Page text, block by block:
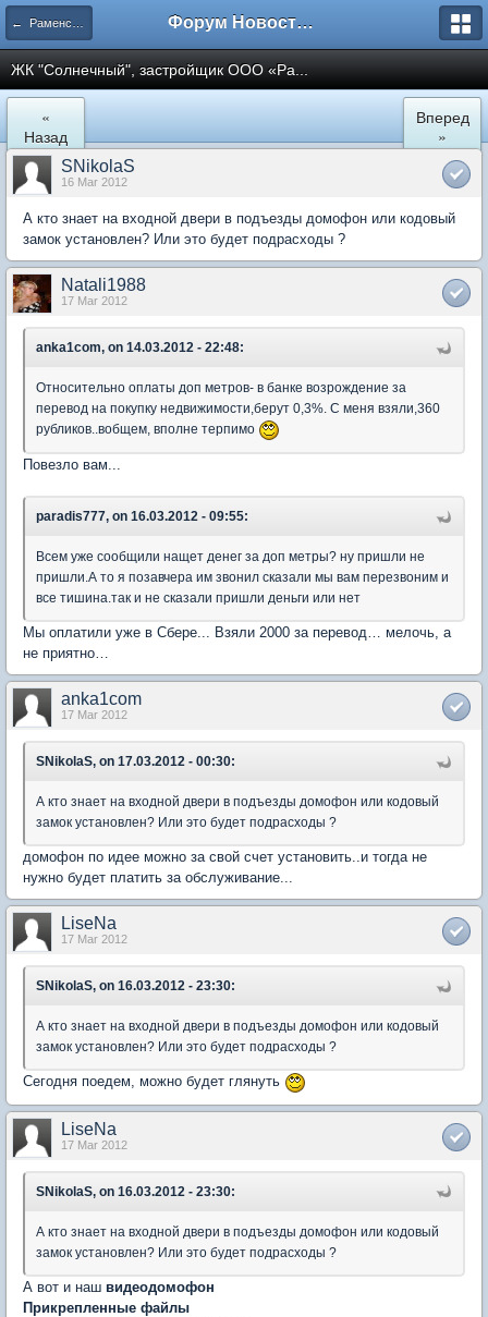
← Раменское Форум Новостройки
ЖК "Солнечный", застройщик ООО «Ра...
«
Назад
Вперед
»
SNikolaS
16 Mar 2012
А кто знает на входной двери в подъезды домофон или кодовый
замок установлен? Или это будет подрасходы ?
Natali1988
17 Mar 2012
anka1com, on 14.03.2012 - 22:48:
Относительно оплаты доп метров- в банке возрождение за
перевод на покупку недвижимости,берут 0,3%. С меня взяли,360
рубликов..вобщем, вполне терпимо
Повезло вам...
paradis777, on 16.03.2012 - 09:55:
Всем уже сообщили нащет денег за доп метры? ну пришли не
пришли.А то я позавчера им звонил сказали мы вам перезвоним и
все тишина.так и не сказали пришли деньги или нет
Мы оплатили уже в Сбере... Взяли 2000 за перевод… мелочь, а
не приятно…
anka1com
17 Mar 2012
SNikolaS, on 17.03.2012 - 00:30:
А кто знает на входной двери в подъезды домофон или кодовый
замок установлен? Или это будет подрасходы ?
домофон по идее можно за свой счет установить..и тогда не
нужно будет платить за обслуживание...
LiseNa
17 Mar 2012
SNikolaS, on 16.03.2012 - 23:30:
А кто знает на входной двери в подъезды домофон или кодовый
замок установлен? Или это будет подрасходы ?
Сегодня поедем, можно будет глянуть
LiseNa
17 Mar 2012
SNikolaS, on 16.03.2012 - 23:30:
А кто знает на входной двери в подъезды домофон или кодовый
замок установлен? Или это будет подрасходы ?
А вот и наш видеодомофон
Прикрепленные файлы